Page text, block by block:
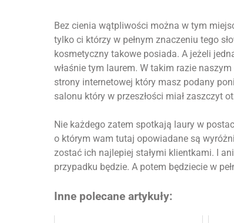
Bez cienia wątpliwości można w tym
tylko ci którzy w pełnym znaczeniu tego
kosmetyczny takowe posiada. A jeżeli
właśnie tym laurem. W takim razie
strony internetowej który masz podany
salonu który w przeszłości miał zaszczyt
Nie każdego zatem spotkają laury w
o którym wam tutaj opowiadane są
zostać ich najlepiej stałymi klientkami. I
przypadku będzie. A potem będziecie w
Inne polecane artykuły: